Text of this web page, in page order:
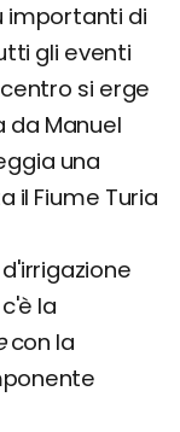
importanti di
gli eventi
si erge
da Manuel
una
il Fiume Turia
la
con la